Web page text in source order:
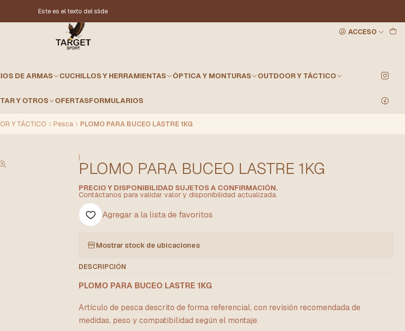
ACCESO
DE ARMAS CUCHILLOS Y HERRAMIENTAS ÓPTICA Y MONTURAS OUTDOOR Y TÁCTICO
Y OTROS OFERTASFORMULARIOS
Este es el texto del slide
Y TÁCTICO Pesca PLOMO PARA BUCEO LASTRE 1KG
|
PLOMO PARA BUCEO LASTRE 1KG
PRECIO Y DISPONIBILIDAD SUJETOS A CONFIRMACIÓN.
Contáctanos para validar valor y disponibilidad actualizada.
Agregar a la lista de favoritos
Mostrar stock de ubicaciones
DESCRIPCIÓN
PLOMO PARA BUCEO LASTRE 1KG
Artículo de pesca descrito de forma referencial, con revisión recomendada de
medidas, peso y compatibilidad según el montaje.